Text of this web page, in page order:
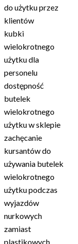
do użytku przez
klientów
kubki
wielokrotnego
użytku dla
personelu
dostępność
butelek
wielokrotnego
użytku w sklepie
zachęcanie
kursantów do
używania butelek
wielokrotnego
użytku podczas
wyjazdów
nurkowych
zamiast
plastikowych